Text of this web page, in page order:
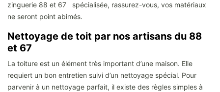
zinguerie 88 et 67 spécialisée, rassurez-vous, vos matériaux
ne seront point abimés.
Nettoyage de toit par nos artisans du 88
et 67
La toiture est un élément très important d’une maison. Elle
requiert un bon entretien suivi d’un nettoyage spécial. Pour
parvenir à un nettoyage parfait, il existe des règles simples à